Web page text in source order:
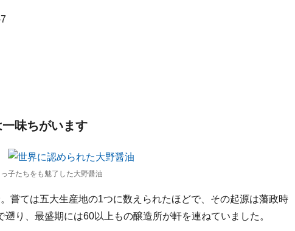
味ちがいます
子たちをも魅了した大野醤油
嘗ては五大生産地の1つに数えられたほどで、その起源は藩政時
り、最盛期には60以上もの醸造所が軒を連ねていました。